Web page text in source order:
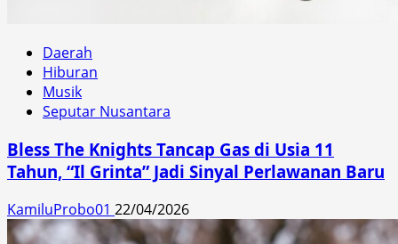
Daerah
Hiburan
Musik
Seputar Nusantara
Bless The Knights Tancap Gas di Usia 11
Tahun, “Il Grinta” Jadi Sinyal Perlawanan Baru
KamiluProbo01 22/04/2026